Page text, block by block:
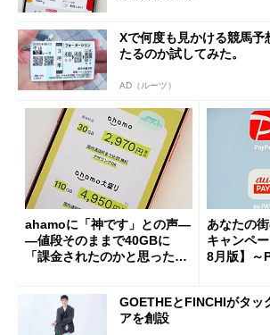
Xで何度も見かける競馬予
たるのか試してみた。
AD（ルーツ）
ahamoに「神です」との声―
―値段そのままで40GBに
「課金されたのかと思った」
あなたの
キャンペ
8月版】～
GOETHEとFINCHIがタッ
アを創設